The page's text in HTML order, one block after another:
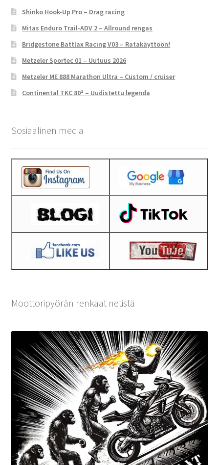
Shinko Hook-Up Pro – Drag racing
Mitas Enduro Trail-ADV 2 – Allround rengas
Bridgestone Battlax Racing V03 – Ratakäyttöön!
Metzeler Sportec 01 – Uutuus 2026
Metzeler ME 888 Marathon Ultra – Custom / cruiser
Continental TKC 80² – Uudistettu legenda
Sosiaalinen media
Moottoripyörän renkaat netistä